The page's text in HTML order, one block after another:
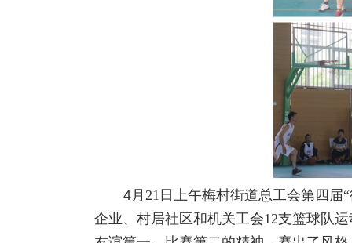
4月21 日上午梅村街道总工会第四届“
企业、村居社区和机关工会12支篮球队